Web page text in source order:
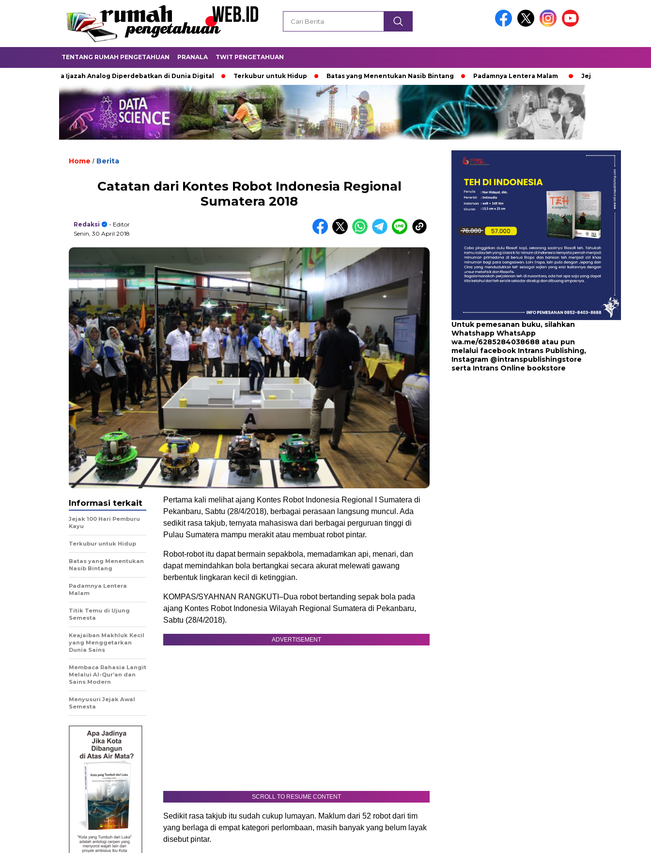
TENTANG RUMAH PENGETAHUAN PRANALA TWIT PENGETAHUAN
Ketika Ijazah Analog Diperdebatkan di Dunia Digital Terkubur untuk Hidup Batas yang Menentukan Nasib Bintang Padamnya Lentera Malam Jejak 100 Hari Pemburu Kayu
Home / Berita
Catatan dari Kontes Robot Indonesia Regional
Sumatera 2018
Redaksi
- Editor
Senin, 30 April 2018
Pertama kali melihat ajang Kontes Robot Indonesia Regional I Sumatera di
Pekanbaru, Sabtu (28/4/2018), berbagai perasaan langsung muncul. Ada
sedikit rasa takjub, ternyata mahasiswa dari berbagai perguruan tinggi di
Pulau Sumatera mampu merakit atau membuat robot pintar.
Robot-robot itu dapat bermain sepakbola, memadamkan api, menari, dan
dapat memindahkan bola bertangkai secara akurat melewati gawang
berbentuk lingkaran kecil di ketinggian.
KOMPAS/SYAHNAN RANGKUTI–Dua robot bertanding sepak bola pada
ajang Kontes Robot Indonesia Wilayah Regional Sumatera di Pekanbaru,
Sabtu (28/4/2018).
ADVERTISEMENT
SCROLL TO RESUME CONTENT
Sedikit rasa takjub itu sudah cukup lumayan. Maklum dari 52 robot dari tim
yang berlaga di empat kategori perlombaan, masih banyak yang belum layak
disebut pintar.
Informasi terkait
Jejak 100 Hari Pemburu
Kayu
Terkubur untuk Hidup
Batas yang Menentukan
Nasib Bintang
Padamnya Lentera
Malam
Titik Temu di Ujung
Semesta
Keajaiban Makhluk Kecil
yang Menggetarkan
Dunia Sains
Membaca Rahasia Langit
Melalui Al-Qur’an dan
Sains Modern
Menyusuri Jejak Awal
Semesta
Untuk pemesanan buku, silahkan
Whatshapp WhatsApp
wa.me/6285284038688 atau pun
melalui facebook Intrans Publishing,
Instagram @intranspublishingstore
serta Intrans Online bookstore